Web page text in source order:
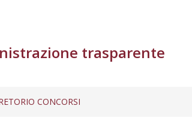
trasparente
CONCORSI